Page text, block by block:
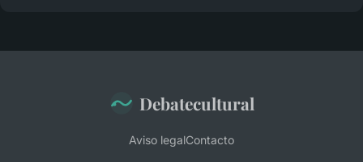
Debatecultural
Aviso legalContacto